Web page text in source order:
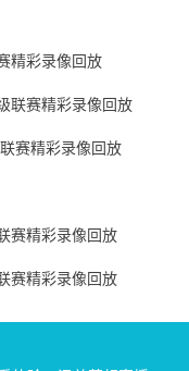
精彩录像回放
联赛精彩录像回放
赛精彩录像回放
赛精彩录像回放
赛精彩录像回放